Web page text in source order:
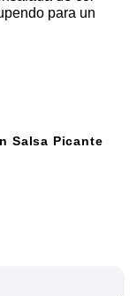
para un
Salsa Picante